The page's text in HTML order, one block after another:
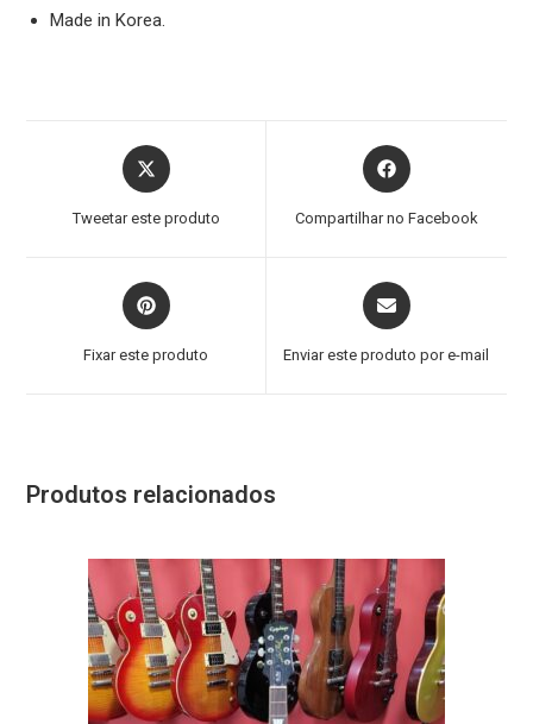
Made in Korea.
Tweetar este produto Compartilhar no Facebook
Fixar este produto Enviar este produto por e-mail
Produtos relacionados